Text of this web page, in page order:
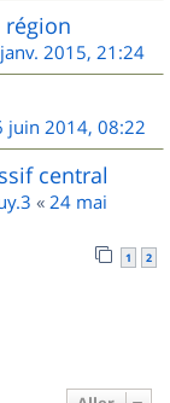
région
2015, 21:24
juin 2014, 08:22
central
« 24 mai
1 2